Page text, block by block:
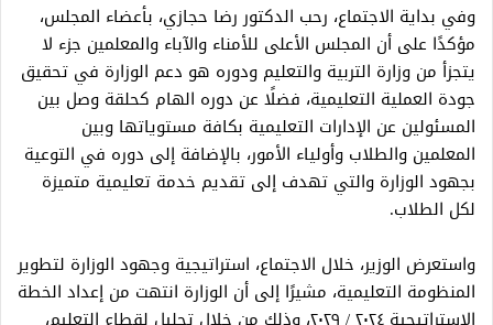
وفي بداية الاجتماع، رحب الدكتور رضا حجازي، بأعضاء المجلس،
مؤكدًا على أن المجلس الأعلى للأمناء والآباء والمعلمين جزء لا
يتجزأ من وزارة التربية والتعليم ودوره هو دعم الوزارة في تحقيق
جودة العملية التعليمية، فضلًا عن دوره الهام كحلقة وصل بين
المسئولين عن الإدارات التعليمية بكافة مستوياتها وبين
المعلمين والطلاب وأولياء الأمور، بالإضافة إلى دوره في التوعية
بجهود الوزارة والتي تهدف إلى تقديم خدمة تعليمية متميزة
لكل الطلاب.
واستعرض الوزير، خلال الاجتماع، استراتيجية وجهود الوزارة لتطوير
المنظومة التعليمية، مشيرًا إلى أن الوزارة انتهت من إعداد الخطة